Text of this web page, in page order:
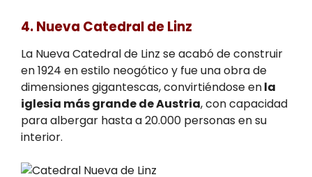
4. Nueva Catedral de Linz
La Nueva Catedral de Linz se acabó de construir
en 1924 en estilo neogótico y fue una obra de
dimensiones gigantescas, convirtiéndose enla
iglesia más grande de Austria, con capacidad
para albergar hasta a 20.000 personas en su
interior.